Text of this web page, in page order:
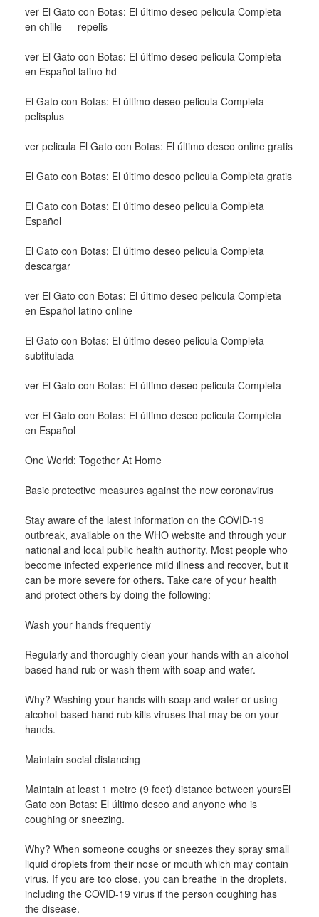
ver El Gato con Botas: El último deseo pelicula Completa
en chille — repelis
ver El Gato con Botas: El último deseo pelicula Completa
en Español latino hd
El Gato con Botas: El último deseo pelicula Completa
pelisplus
ver pelicula El Gato con Botas: El último deseo online gratis
El Gato con Botas: El último deseo pelicula Completa gratis
El Gato con Botas: El último deseo pelicula Completa
Español
El Gato con Botas: El último deseo pelicula Completa
descargar
ver El Gato con Botas: El último deseo pelicula Completa
en Español latino online
El Gato con Botas: El último deseo pelicula Completa
subtitulada
ver El Gato con Botas: El último deseo pelicula Completa
ver El Gato con Botas: El último deseo pelicula Completa
en Español
One World: Together At Home
Basic protective measures against the new coronavirus
Stay aware of the latest information on the COVID-19
outbreak, available on the WHO website and through your
national and local public health authority. Most people who
become infected experience mild illness and recover, but it
can be more severe for others. Take care of your health
and protect others by doing the following:
Wash your hands frequently
Regularly and thoroughly clean your hands with an alcohol-
based hand rub or wash them with soap and water.
Why? Washing your hands with soap and water or using
alcohol-based hand rub kills viruses that may be on your
hands.
Maintain social distancing
Maintain at least 1 metre (9 feet) distance between yoursEl
Gato con Botas: El último deseo and anyone who is
coughing or sneezing.
Why? When someone coughs or sneezes they spray small
liquid droplets from their nose or mouth which may contain
virus. If you are too close, you can breathe in the droplets,
including the COVID-19 virus if the person coughing has
the disease.